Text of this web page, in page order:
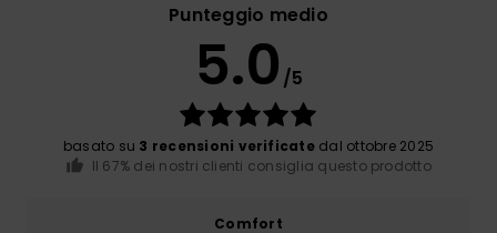
Punteggio medio
5.0 /5
basato su 3 recensioni verificatedal ottobre 2025
Il 67% dei nostri clienti consiglia questo prodotto
Comfort